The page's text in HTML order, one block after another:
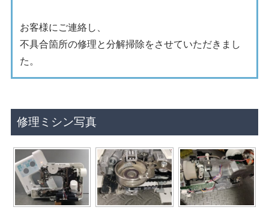
お客様にご連絡し、
不具合箇所の修理と分解掃除をさせていただきまし
た。
修理ミシン写真